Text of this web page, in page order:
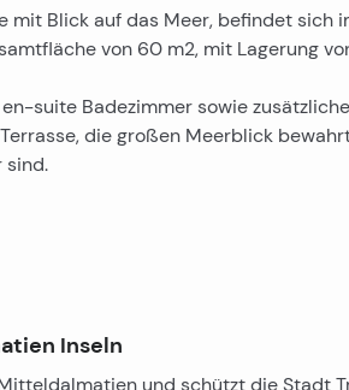
mit Blick auf das Meer, befindet sich
von 60 m2, mit Lagerung
suite Badezimmer sowie
die großen Meerblick
sind.
Inseln
und schützt die Stadt